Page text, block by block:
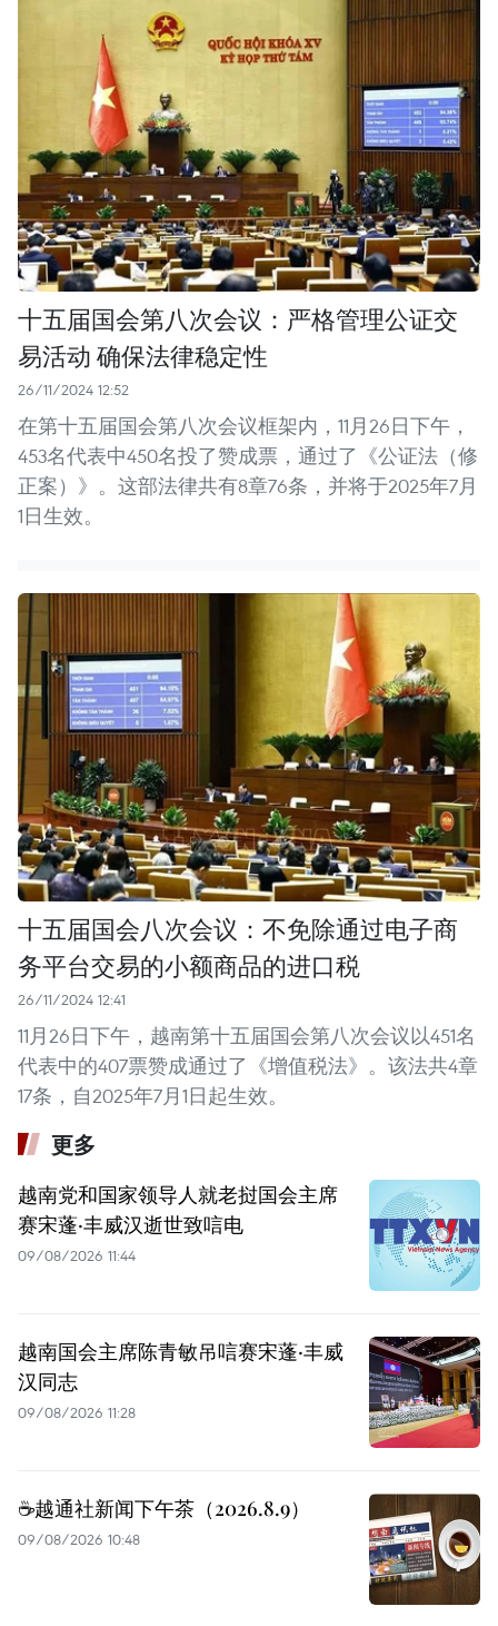
十五届国会第八次会议：严格管理公证交
易活动 确保法律稳定性
26/11/2024 12:52
在第十五届国会第八次会议框架内，11月26日下午，
453名代表中450名投了赞成票，通过了《公证法（修
正案）》。这部法律共有8章76条，并将于2025年7月
1日生效。
十五届国会八次会议：不免除通过电子商
务平台交易的小额商品的进口税
26/11/2024 12:41
11月26日下午，越南第十五届国会第八次会议以451名
代表中的407票赞成通过了《增值税法》。该法共4章
17条，自2025年7月1日起生效。
更多
越南党和国家领导人就老挝国会主席
赛宋蓬·丰威汉逝世致唁电
09/08/2026 11:44
越南国会主席陈青敏吊唁赛宋蓬·丰威
汉同志
09/08/2026 11:28
☕️越通社新闻下午茶（2026.8.9）
09/08/2026 10:48